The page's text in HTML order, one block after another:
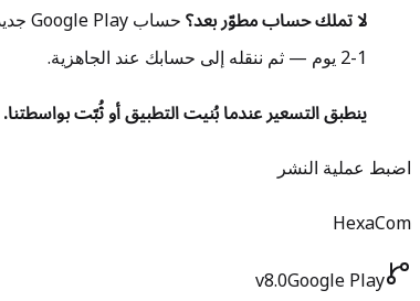
لا تملك حساب مطوّر بعد؟حساب Google Play جديد يحتاج
1-2 يوم — ثم ننقله إلى حسابك عند الجاهزية.
ينطبق التسعير عندما بُنيت التطبيق أو ثُبّت بواسطتنا.
اضبط عملية النشر
HexaCom
v8.0Google Play